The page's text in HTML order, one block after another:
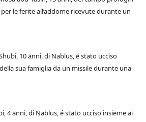
le ferite all’addome ricevute durante un
10 anni, di Nablus, é stato ucciso
sua famiglia da un missile durante una
4 anni, di Nablus, é stato ucciso insieme ai